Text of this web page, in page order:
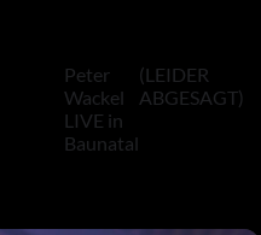
Peter
Wackel
LIVE in
Baunatal
(LEIDER
ABGESAGT)